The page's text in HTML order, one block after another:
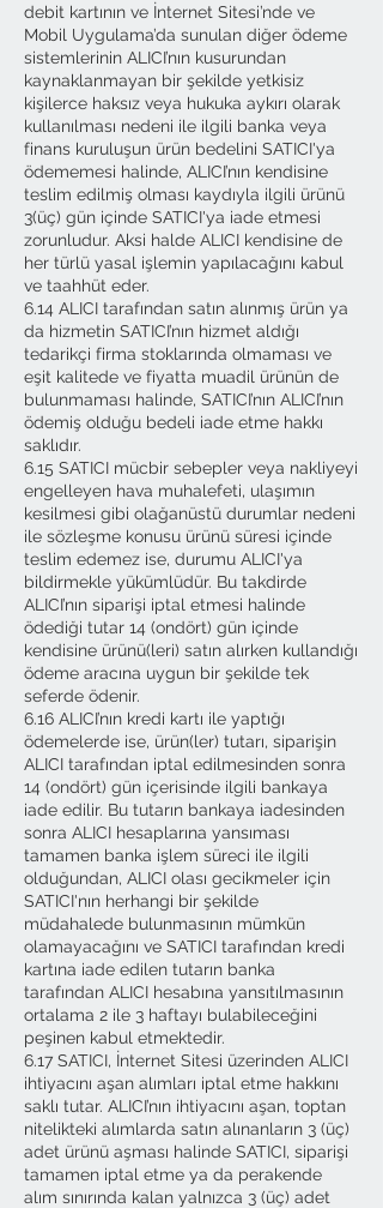
debit kartının ve İnternet Sitesi’nde ve
Mobil Uygulama’da sunulan diğer ödeme
sistemlerinin ALICI’nın kusurundan
kaynaklanmayan bir şekilde yetkisiz
kişilerce haksız veya hukuka aykırı olarak
kullanılması nedeni ile ilgili banka veya
finans kuruluşun ürün bedelini SATICI'ya
ödememesi halinde, ALICI’nın kendisine
teslim edilmiş olması kaydıyla ilgili ürünü
3(üç) gün içinde SATICI'ya iade etmesi
zorunludur. Aksi halde ALICI kendisine de
her türlü yasal işlemin yapılacağını kabul
ve taahhüt eder.
6.14 ALICI tarafından satın alınmış ürün ya
da hizmetin SATICI’nın hizmet aldığı
tedarikçi firma stoklarında olmaması ve
eşit kalitede ve fiyatta muadil ürünün de
bulunmaması halinde, SATICI’nın ALICI’nın
ödemiş olduğu bedeli iade etme hakkı
saklıdır.
6.15 SATICI mücbir sebepler veya nakliyeyi
engelleyen hava muhalefeti, ulaşımın
kesilmesi gibi olağanüstü durumlar nedeni
ile sözleşme konusu ürünü süresi içinde
teslim edemez ise, durumu ALICI'ya
bildirmekle yükümlüdür. Bu takdirde
ALICI’nın siparişi iptal etmesi halinde
ödediği tutar 14 (ondört) gün içinde
kendisine ürünü(leri) satın alırken kullandığı
ödeme aracına uygun bir şekilde tek
seferde ödenir.
6.16 ALICI’nın kredi kartı ile yaptığı
ödemelerde ise, ürün(ler) tutarı, siparişin
ALICI tarafından iptal edilmesinden sonra
14 (ondört) gün içerisinde ilgili bankaya
iade edilir. Bu tutarın bankaya iadesinden
sonra ALICI hesaplarına yansıması
tamamen banka işlem süreci ile ilgili
olduğundan, ALICI olası gecikmeler için
SATICI'nın herhangi bir şekilde
müdahalede bulunmasının mümkün
olamayacağını ve SATICI tarafından kredi
kartına iade edilen tutarın banka
tarafından ALICI hesabına yansıtılmasının
ortalama 2 ile 3 haftayı bulabileceğini
peşinen kabul etmektedir.
6.17 SATICI, İnternet Sitesi üzerinden ALICI
ihtiyacını aşan alımları iptal etme hakkını
saklı tutar. ALICI’nın ihtiyacını aşan, toptan
nitelikteki alımlarda satın alınanların 3 (üç)
adet ürünü aşması halinde SATICI, siparişi
tamamen iptal etme ya da perakende
alım sınırında kalan yalnızca 3 (üç) adet